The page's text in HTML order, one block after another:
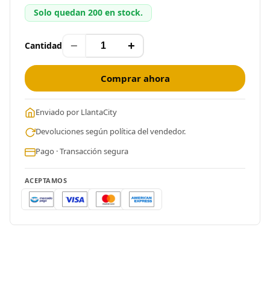
Solo quedan 200 en stock.
Cantidad − +
Comprar ahora
Enviado por LlantaCity
Devoluciones según política del vendedor.
Pago · Transacción segura
ACEPTAMOS